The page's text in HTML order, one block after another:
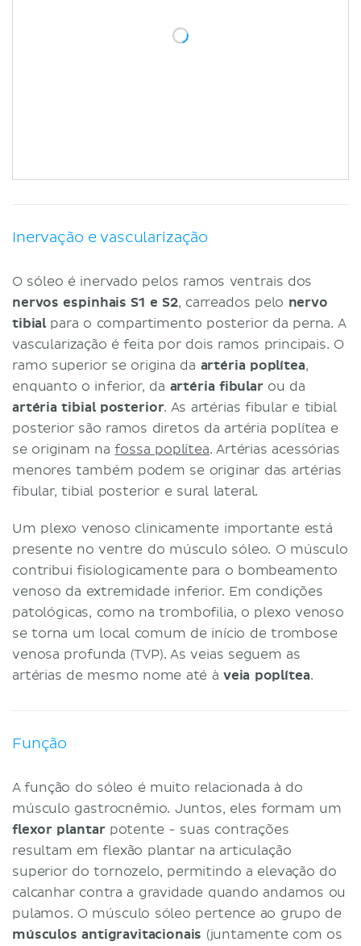
Inervação e vascularização
O sóleo é inervado pelos ramos ventrais dos
nervos espinhais S1 e S2, carreados pelo nervo
tibialpara o compartimento posterior da perna. A
vascularização é feita por dois ramos principais. O
ramo superior se origina da artéria poplítea,
enquanto o inferior, da artéria fibularou da
artéria tibial posterior. As artérias fibular e tibial
posterior são ramos diretos da artéria poplítea e
se originam nafossa poplítea. Artérias acessórias
menores também podem se originar das artérias
fibular, tibial posterior e sural lateral.
Um plexo venoso clinicamente importante está
presente no ventre do músculo sóleo. O músculo
contribui fisiologicamente para o bombeamento
venoso da extremidade inferior. Em condições
patológicas, como na trombofilia, o plexo venoso
se torna um local comum de início de trombose
venosa profunda (TVP). As veias seguem as
artérias de mesmo nome até à veia poplítea.
Função
A função do sóleo é muito relacionada à do
músculo gastrocnêmio. Juntos, eles formam um
flexor plantarpotente - suas contrações
resultam em flexão plantar na articulação
superior do tornozelo, permitindo a elevação do
calcanhar contra a gravidade quando andamos ou
pulamos. O músculo sóleo pertence ao grupo de
músculos antigravitacionais (juntamente com os